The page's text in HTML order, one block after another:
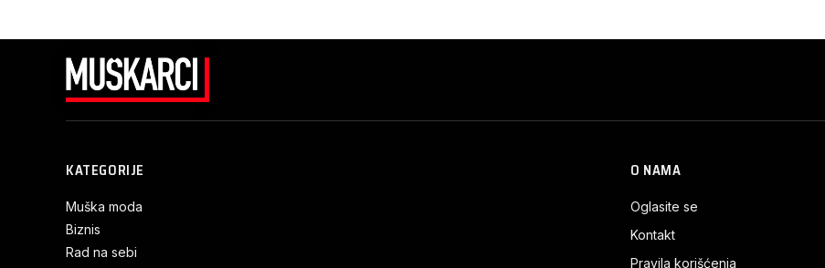
KATEGORIJE
Muška moda
Biznis
Rad na sebi
O NAMA
Oglasite se
Kontakt
Pravila korišćenja